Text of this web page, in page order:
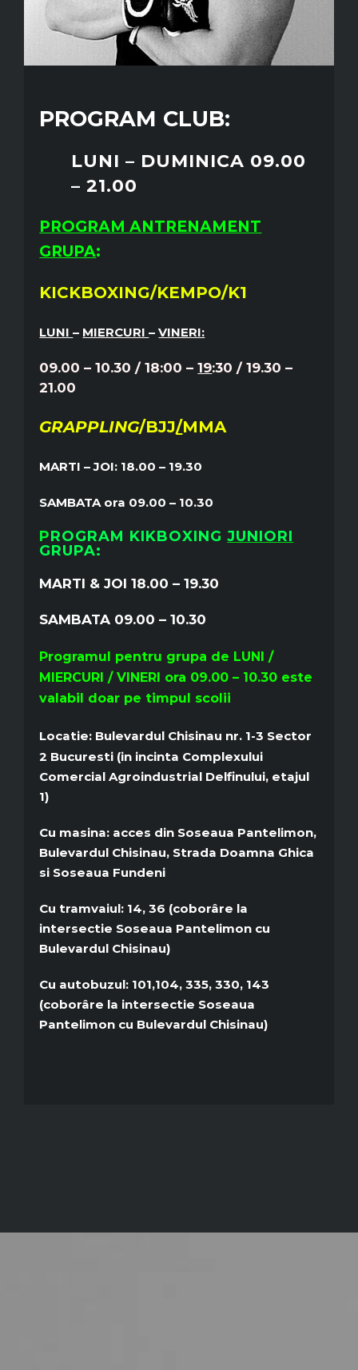
PROGRAM CLUB:
LUNI – DUMINICA 09.00
– 21.00
PROGRAM ANTRENAMENT
GRUPA:
KICKBOXING/KEMPO/K1
LUNI– MIERCURI–VINERI:
09.00 – 10.30 / 18:00 –19:30 / 19.30 –
21.00
GRAPPLING/BJJ/MMA
MARTI – JOI: 18.00 – 19.30
SAMBATA ora 09.00 – 10.30
PROGRAM KIKBOXINGJUNIORI
GRUPA:
MARTI & JOI 18.00 – 19.30
SAMBATA 09.00 – 10.30
Programul pentru grupa de LUNI /
MIERCURI / VINERI ora 09.00 – 10.30 este
valabil doar pe timpul scolii
Locatie: Bulevardul Chisinau nr. 1-3 Sector
2 Bucuresti (in incinta Complexului
Comercial Agroindustrial Delfinului, etajul
1)
Cu masina: acces din Soseaua Pantelimon,
Bulevardul Chisinau, Strada Doamna Ghica
si Soseaua Fundeni
Cu tramvaiul: 14, 36 (coborâre la
intersectie Soseaua Pantelimon cu
Bulevardul Chisinau)
Cu autobuzul: 101,104, 335, 330, 143
(coborâre la intersectie Soseaua
Pantelimon cu Bulevardul Chisinau)